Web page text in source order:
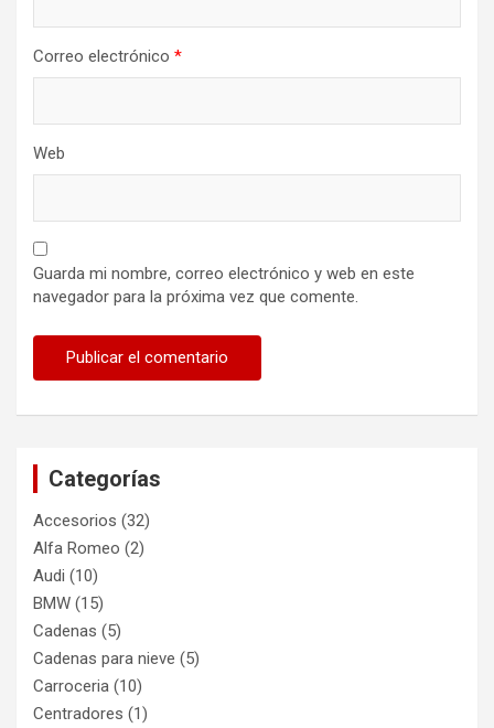
Correo electrónico *
Web
Guarda mi nombre, correo electrónico y web en este
navegador para la próxima vez que comente.
Categorías
Accesorios (32)
Alfa Romeo (2)
Audi (10)
BMW (15)
Cadenas (5)
Cadenas para nieve (5)
Carroceria (10)
Centradores (1)